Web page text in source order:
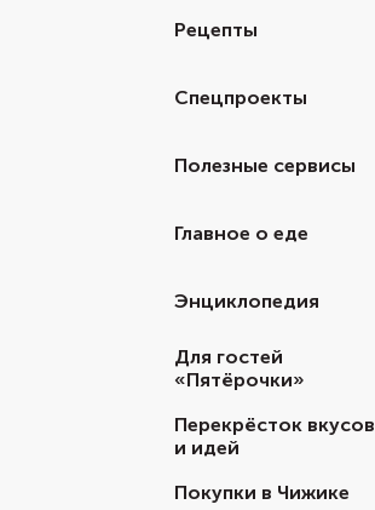
Рецепты
Спецпроекты
Полезные сервисы
Главное о еде
Энциклопедия
Для гостей
«Пятёрочки»
Перекрёсток вкусов
и идей
Покупки в Чижике